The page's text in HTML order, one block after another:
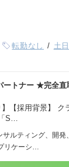
転勤なし 土
トナー ★完全直
【採用背景】 ク
S…
ルティング、開
リケーシ…